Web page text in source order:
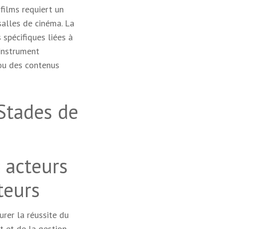
requiert un
de cinéma. La
liées à
des contenus
de
la réussite du